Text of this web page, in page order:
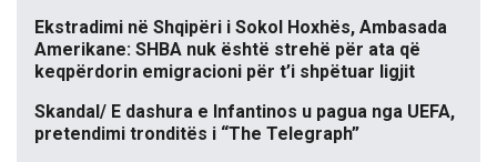
Ekstradimi në Shqipëri i Sokol Hoxhës, Ambasada
Amerikane: SHBA nuk është strehë për ata që
keqpërdorin emigracioni për t’i shpëtuar ligjit
Skandal/ E dashura e Infantinos u pagua nga UEFA,
pretendimi tronditës i “The Telegraph”